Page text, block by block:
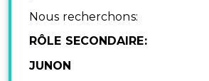
Nous recherchons:
RÔLE SECONDAIRE:
JUNON